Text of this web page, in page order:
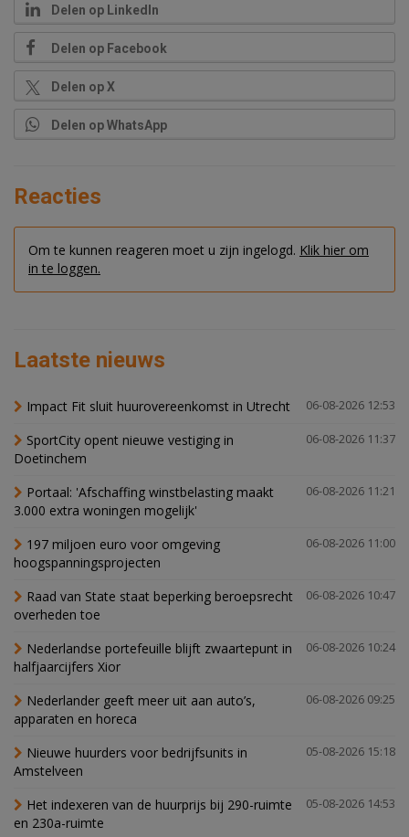
Delen op LinkedIn
Delen op Facebook
Delen op X
Delen op WhatsApp
Reacties
Om te kunnen reageren moet u zijn ingelogd. Klik hier om
in te loggen.
Laatste nieuws
06-08-2026 12:53
Impact Fit sluit huurovereenkomst in Utrecht
06-08-2026 11:37
SportCity opent nieuwe vestiging in
Doetinchem
06-08-2026 11:21
Portaal: 'Afschaffing winstbelasting maakt
3.000 extra woningen mogelijk'
06-08-2026 11:00
197 miljoen euro voor omgeving
hoogspanningsprojecten
06-08-2026 10:47
Raad van State staat beperking beroepsrecht
overheden toe
06-08-2026 10:24
Nederlandse portefeuille blijft zwaartepunt in
halfjaarcijfers Xior
06-08-2026 09:25
Nederlander geeft meer uit aan auto’s,
apparaten en horeca
05-08-2026 15:18
Nieuwe huurders voor bedrijfsunits in
Amstelveen
05-08-2026 14:53
Het indexeren van de huurprijs bij 290-ruimte
en 230a-ruimte